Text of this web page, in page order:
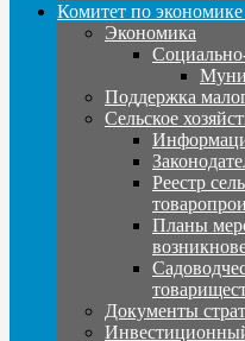
Комитет по
Экономика
Поддержка
Сельское
Реестр
Планы
Документы